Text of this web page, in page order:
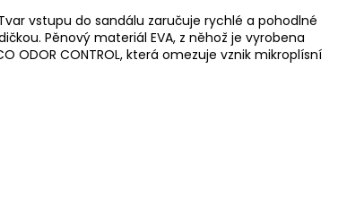
vstupu do sandálu zaručuje rychlé a pohodlné
Pěnový materiál EVA, z něhož je vyrobena
CONTROL, která omezuje vznik mikroplísní